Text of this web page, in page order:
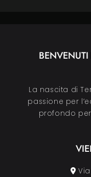
La nascita di
passione per
profondo